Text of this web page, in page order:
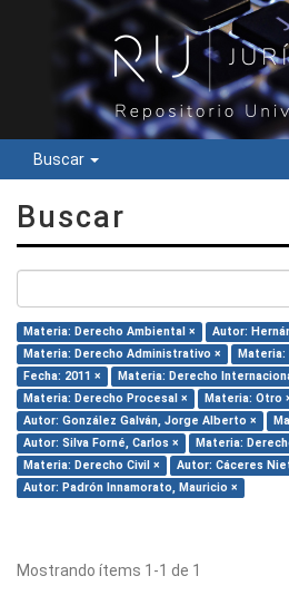
Buscar
Buscar
Materia: Derecho Ambiental ×
Autor:
Materia: Derecho Administrativo ×
Materia:
Fecha: 2011 ×
Materia: Derecho
Materia: Derecho Procesal ×
Materia: Otro
Autor: González Galván, Jorge Alberto ×
Autor: Silva Forné, Carlos ×
Materia:
Materia: Derecho Civil ×
Autor: Cáceres
Autor: Padrón Innamorato, Mauricio ×
Mostrando ítems 1-1 de 1